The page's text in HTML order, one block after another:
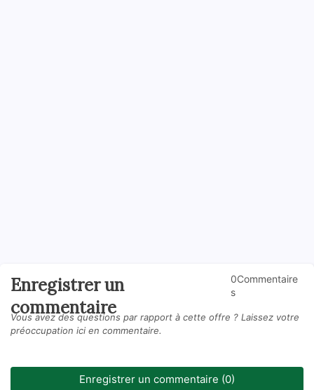
Enregistrer un
commentaire
0Commentaire
s
Vous avez des questions par rapport à cette offre ? Laissez votre
préoccupation ici en commentaire.
Enregistrer un commentaire (0)